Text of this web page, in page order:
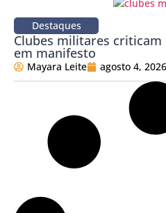
Destaques
Clubes militares
em manifesto
Mayara Leite agosto 4, 2026